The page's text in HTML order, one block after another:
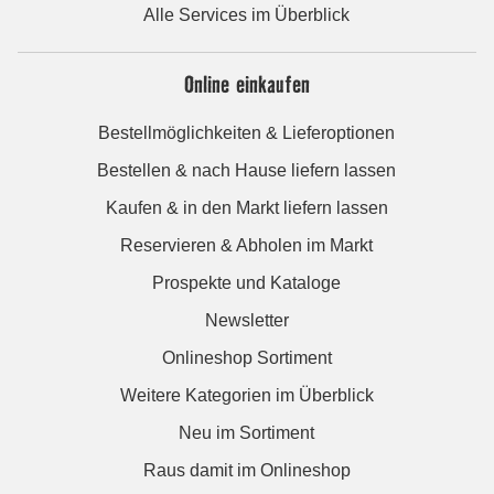
Alle Services im Überblick
Online einkaufen
Bestellmöglichkeiten & Lieferoptionen
Bestellen & nach Hause liefern lassen
Kaufen & in den Markt liefern lassen
Reservieren & Abholen im Markt
Prospekte und Kataloge
Newsletter
Onlineshop Sortiment
Weitere Kategorien im Überblick
Neu im Sortiment
Raus damit im Onlineshop